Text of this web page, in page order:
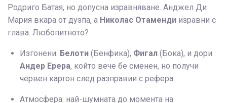
Родриго Батая, но допусна изравняване. Анджел Ди
Мария вкара от дузпа, а Николас Отаменди изравни с
глава. Любопитното?
Изгонени: Белоти (Бенфика), Фигал (Бока), и дори
Андер Ерера, който вече бе сменен, но получи
червен картон след разправии с рефера.
Атмосфера: най-шумната до момента на